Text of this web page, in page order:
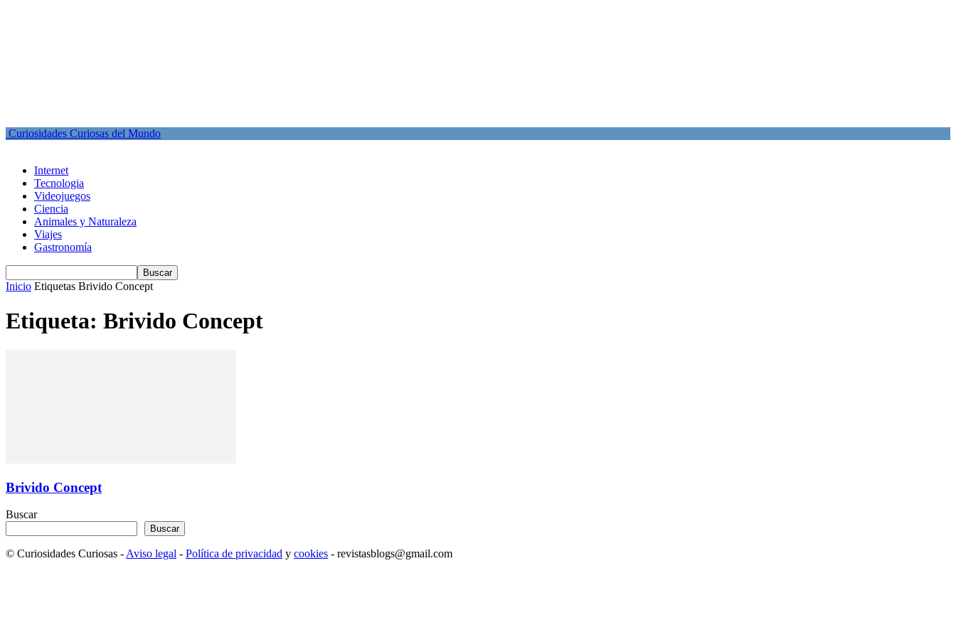
Curiosidades Curiosas del Mundo
Internet
Tecnologia
Videojuegos
Ciencia
Animales y Naturaleza
Viajes
Gastronomía
Inicio Etiquetas Brivido Concept
Etiqueta: Brivido Concept
Brivido Concept
Buscar
Buscar
© Curiosidades Curiosas - Aviso legal - Política de privacidad y cookies - revistasblogs@gmail.com